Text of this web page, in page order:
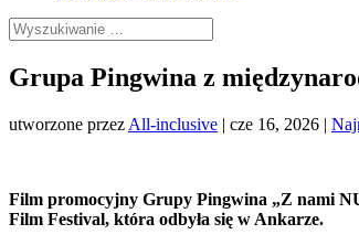
Grupa Pingwina z
utworzone przez All-inclusive | cze 16, 2026 |
Film promocyjny Grupy Pingwina „Z nami
Film Festival, która odbyła się w Ankarze.